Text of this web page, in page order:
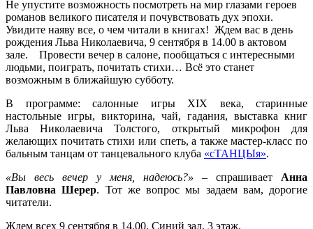
Не упустите возможность посмотреть на мир глазами героев
романов великого писателя и почувствовать дух эпохи.
Увидите наяву все, о чем читали в книгах! Ждем вас в день
рождения Льва Николаевича, 9 сентября в 14.00 в актовом
зале. Провести вечер в салоне, пообщаться с интересными
людьми, поиграть, почитать стихи… Всё это станет
возможным в ближайшую субботу.
В программе: салонные игры XIX века, старинные
настольные игры, викторина, чай, гадания, выставка книг
Льва Николаевича Толстого, открытый микрофон для
желающих почитать стихи или спеть, а также мастер-класс по
бальным танцам от танцевального клуба «сТАНЦЫя».
«Вы весь вечер у меня, надеюсь?» – спрашивает Анна
Павловна Шерер. Тот же вопрос мы задаем вам, дорогие
читатели.
Ждем всех 9 сентября в 14.00, Синий зал, 3 этаж.